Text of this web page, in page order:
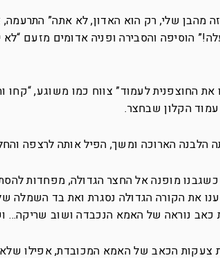
מהבן שלי, רק הוא האדון, לא אתה”
הוסיפה והסבירה ופניה אדומים מזעם
עמוד הקלון שבחצר.
הארוכה ומשך, הפיל אותה לרצפה והחל
מופנה אל החצר הגדולה, מפחדות
את הקורה הגדולה נסגרת ואת בד השמלה
נוראה של האמא הנכבדה ושוב שריקה…
צעקות הכאב של האמא המכובדת, אפילו